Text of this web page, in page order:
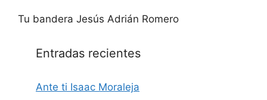
Tu bandera Jesús Adrián Romero
Entradas recientes
Ante ti Isaac Moraleja